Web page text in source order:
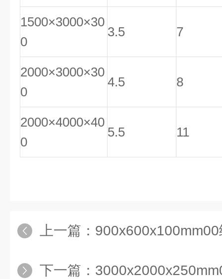
1500×3000×30
0
3.5 7
2000×3000×30
0
4.5 8
2000×4000×40
0
5.5 11
上一篇：
下一篇：